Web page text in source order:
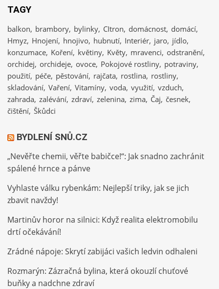
TAGY
balkon brambory bylinky CItron domácnost domácí
Hmyz Hnojení hnojivo hubnutí Interiér jaro jídlo
konzumace Koření květiny Květy mravenci odstranění
orchidej orchideje ovoce Pokojové rostliny potraviny
použití péče pěstování rajčata rostlina rostliny
skladování Vaření Vitamíny voda využití vzduch
zahrada zalévání zdraví zelenina zima Čaj česnek
čištění Škůdci
BYDLENÍ SNŮ.CZ
„Nevěřte chemii, věřte babičce!“: Jak snadno zachránit
spálené hrnce a pánve
Vyhlaste válku rybenkám: Nejlepší triky, jak se jich
zbavit navždy!
Martinův horor na silnici: Když realita elektromobilu
drtí očekávání!
Zrádné nápoje: Skrytí zabijáci vašich ledvin odhaleni
Rozmarýn: Zázračná bylina, která okouzlí chuťové
buňky a nadchne zdraví